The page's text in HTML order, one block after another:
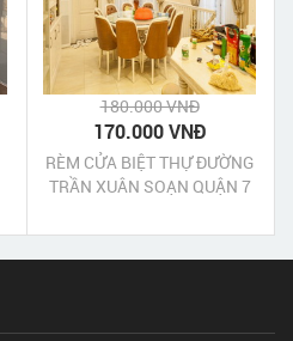
180.000 VNĐ
170.000 VNĐ
RÈM CỬA BIỆT THỰ ĐƯỜNG
TRẦN XUÂN SOẠN QUẬN 7